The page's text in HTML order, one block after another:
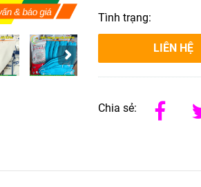
Tình trạng:
LIÊN HỆ
Chia sẻ: